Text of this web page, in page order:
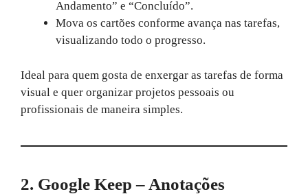
Andamento” e “Concluído”.
Mova os cartões conforme avança nas tarefas,
visualizando todo o progresso.
Ideal para quem gosta de enxergar as tarefas de forma
visual e quer organizar projetos pessoais ou
profissionais de maneira simples.
2. Google Keep – Anotações